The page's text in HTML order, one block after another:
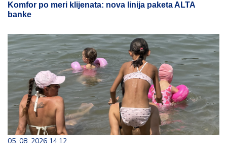
Komfor po meri klijenata: nova linija paketa ALTA
banke
05. 08. 2026 14:12